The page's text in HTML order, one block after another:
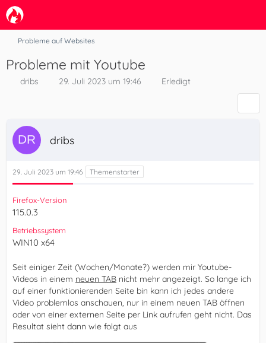
Probleme auf Websites
Probleme mit Youtube
dribs 29. Juli 2023 um 19:46 Erledigt
dribs
29. Juli 2023 um 19:46
Firefox-Version
115.0.3
Betriebssystem
WIN10 x64
Seit einiger Zeit (Wochen/Monate?) werden mir Youtube-
Videos in einem neuen TAB nicht mehr angezeigt. So lange ich
auf einer funktionierenden Seite bin kann ich jedes andere
Video problemlos anschauen, nur in einem neuen TAB öffnen
oder von einer externen Seite per Link aufrufen geht nicht. Das
Resultat sieht dann wie folgt aus